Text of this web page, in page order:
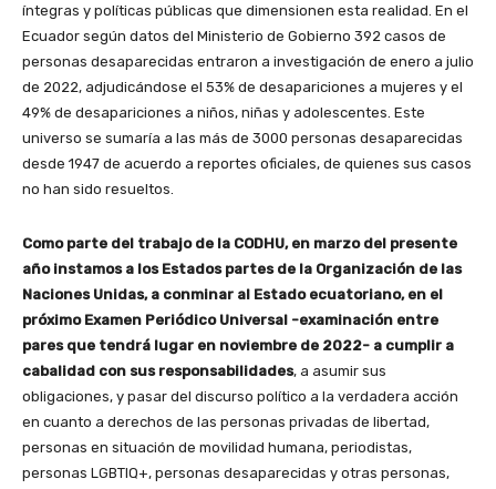
íntegras y políticas públicas que dimensionen esta realidad. En el
Ecuador según datos del Ministerio de Gobierno 392 casos de
personas desaparecidas entraron a investigación de enero a julio
de 2022, adjudicándose el 53% de desapariciones a mujeres y el
49% de desapariciones a niños, niñas y adolescentes. Este
universo se sumaría a las más de 3000 personas desaparecidas
desde 1947 de acuerdo a reportes oficiales, de quienes sus casos
no han sido resueltos.
Como parte del trabajo de la CODHU, en marzo del presente
año instamos a los Estados partes de la Organización de las
Naciones Unidas, a conminar al Estado ecuatoriano, en el
próximo Examen Periódico Universal -examinación entre
pares que tendrá lugar en noviembre de 2022- a cumplir a
cabalidad con sus responsabilidades, a asumir sus
obligaciones, y pasar del discurso político a la verdadera acción
en cuanto a derechos de las personas privadas de libertad,
personas en situación de movilidad humana, periodistas,
personas LGBTIQ+, personas desaparecidas y otras personas,